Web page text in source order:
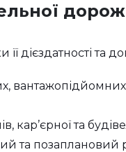
дієздатності та
кар’єрної та
та позаплановий